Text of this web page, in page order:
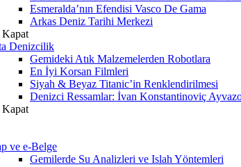
Esmeralda’nın Efendisi Vasco De Gama
Arkas Deniz Tarihi Merkezi
Kapat
Denizcilik
Gemideki Atık Malzemelerden Robotlara
En İyi Korsan Filmleri
Siyah & Beyaz Titanic’in Renklendirilmesi
Denizci Ressamlar: İvan Konstantinoviç
Kapat
ve e-Belge
Gemilerde Su Analizleri ve Islah Yöntemleri